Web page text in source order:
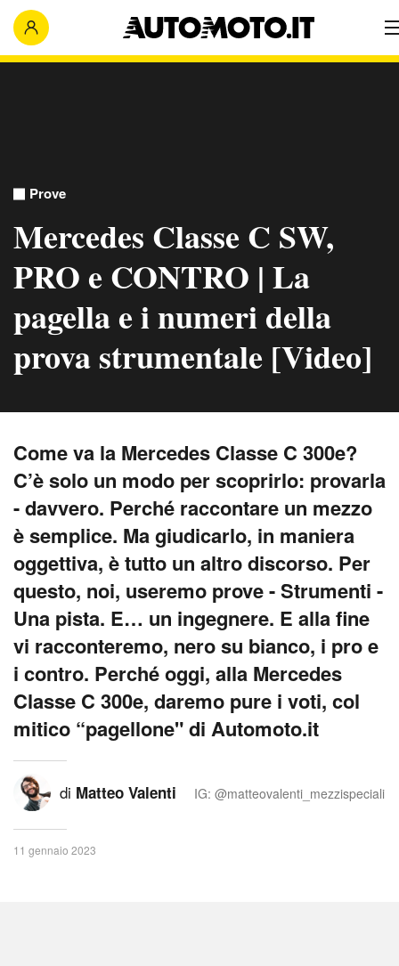
Prove
Mercedes Classe C SW,
PRO e CONTRO | La
pagella e i numeri della
prova strumentale [Video]
Come va la Mercedes Classe C 300e?
C’è solo un modo per scoprirlo: provarla
- davvero. Perché raccontare un mezzo
è semplice. Ma giudicarlo, in maniera
oggettiva, è tutto un altro discorso. Per
questo, noi, useremo prove - Strumenti -
Una pista. E… un ingegnere. E alla fine
vi racconteremo, nero su bianco, i pro e
i contro. Perché oggi, alla Mercedes
Classe C 300e, daremo pure i voti, col
mitico “pagellone" di Automoto.it
di Matteo Valenti IG: @matteovalenti_mezzispeciali
11 gennaio 2023